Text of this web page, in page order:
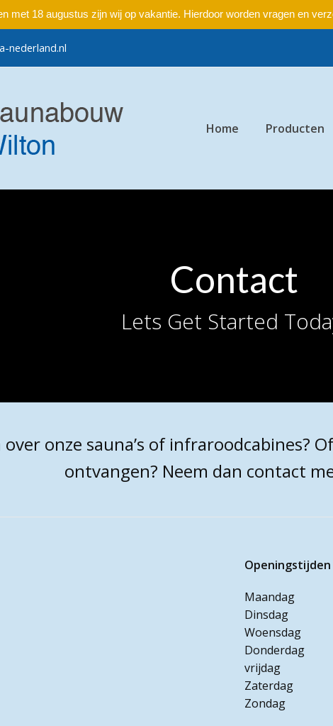
met 18 augustus zijn wij op vakantie. Hierdoor worden vragen en
nederland.nl
Home Producten
Contact
Lets Get Started
onze sauna’s of infraroodcabines?
ontvangen? Neem dan contact
Openingstijden
Maandag
Dinsdag
Woensdag
Donderdag
vrijdag
Zaterdag
Zondag